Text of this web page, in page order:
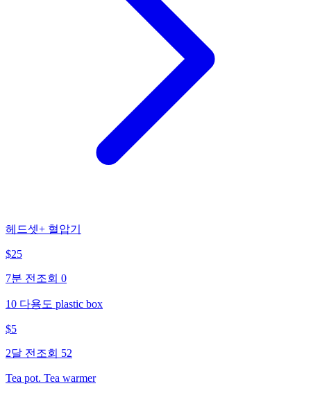
헤드셋+ 혈압기
$25
7분 전 조회 0
10 다용도 plastic box
$5
2달 전 조회 52
Tea pot. Tea warmer